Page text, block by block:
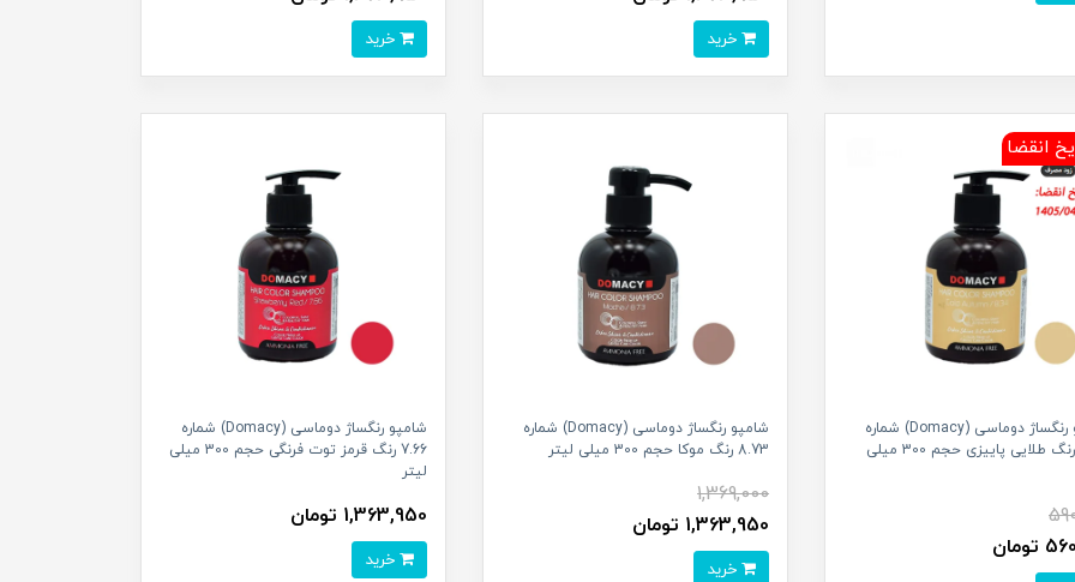
خرید خرید
شامپو رنگساژ دوماسی (Domacy) شماره
8.34 رنگ طلایی پاییزی حجم 300 میلی
شامپو رنگساژ دوماسی (Domacy) شماره
8.73 رنگ موکا حجم 300 میلی لیتر
1,369,000
1,363,950 تومان
خرید
شامپو رنگساژ دوماسی (Domacy) شماره
7.66 رنگ قرمز توت فرنگی حجم 300 میلی
لیتر
1,363,950 تومان
خرید